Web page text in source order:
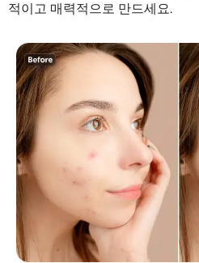
적이고 매력적으로 만드세요.